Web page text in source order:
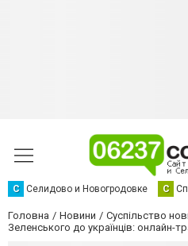
С Селидово и Новогродовке С
Головна Новини Суспільство
Зеленського до українців: онлайн-